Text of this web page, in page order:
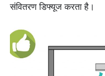
संवितरण डिफ्यूज करता है।